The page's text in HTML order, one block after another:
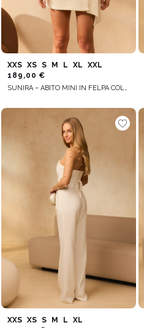
XXS XS S M L XL
XXL
189,00 €
SUNIRA – ABITO MINI IN FELPA COLOR CREMA
XXS XS S M L
XL